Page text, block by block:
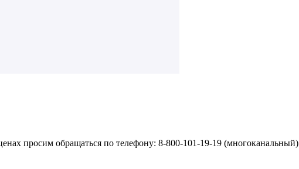
просим обращаться по телефону: 8-800-101-19-19 (многоканальный)